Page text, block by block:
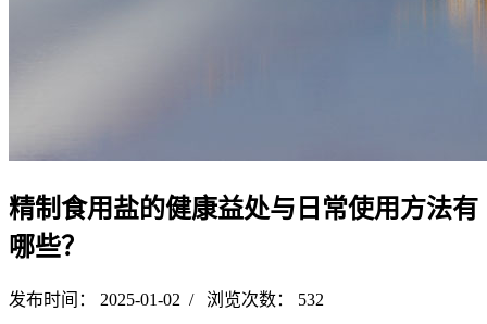
精制食用盐的健康益处与日常使用方法有
哪些？
发布时间： 2025-01-02 / 浏览次数： 532